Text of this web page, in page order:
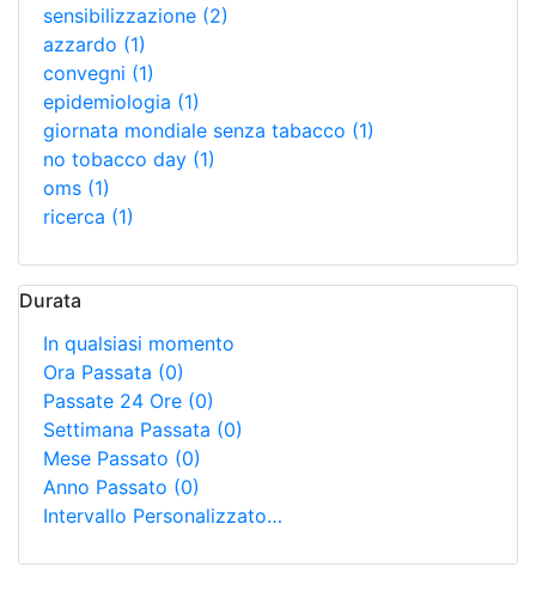
sensibilizzazione (2)
azzardo (1)
convegni (1)
epidemiologia (1)
giornata mondiale senza tabacco (1)
no tobacco day (1)
oms (1)
ricerca (1)
Durata
In qualsiasi momento
Ora Passata (0)
Passate 24 Ore (0)
Settimana Passata (0)
Mese Passato (0)
Anno Passato (0)
Intervallo Personalizzato…